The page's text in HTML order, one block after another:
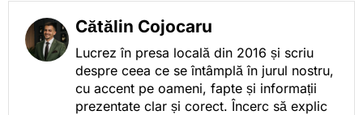
Cătălin Cojocaru
Lucrez în presa locală din 2016 și scriu
despre ceea ce se întâmplă în jurul nostru,
cu accent pe oameni, fapte și informații
prezentate clar și corect. Încerc să explic